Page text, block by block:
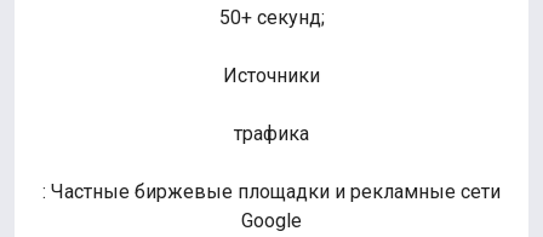
50+ секунд;
Источники
трафика
: Частные биржевые площадки и рекламные сети
Google